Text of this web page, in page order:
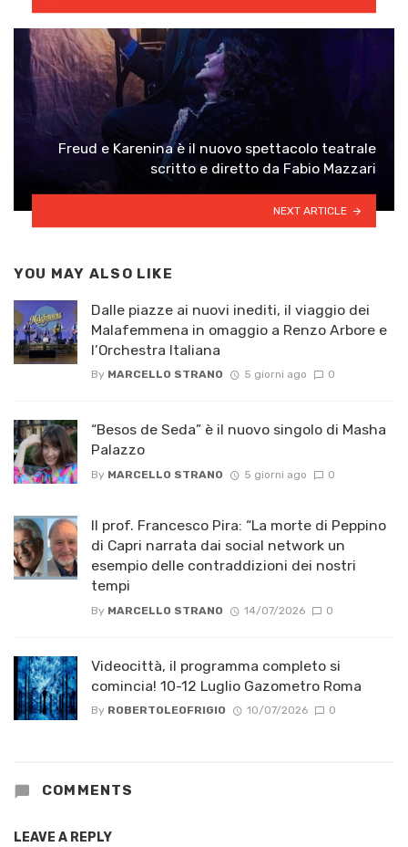
Freud e Karenina è il nuovo spettacolo teatrale
scritto e diretto da Fabio Mazzari
NEXT ARTICLE
YOU MAY ALSO LIKE
Dalle piazze ai nuovi inediti, il viaggio dei
Malafemmena in omaggio a Renzo Arbore e
l’Orchestra Italiana ​
By MARCELLO STRANO 5 giorni ago 0
“Besos de Seda” è il nuovo singolo di Masha
Palazzo
By MARCELLO STRANO 5 giorni ago 0
Il prof. Francesco Pira: “La morte di Peppino
di Capri narrata dai social network un
esempio delle contraddizioni dei nostri
tempi
By MARCELLO STRANO 14/07/2026 0
Videocittà, il programma completo si
comincia! 10-12 Luglio Gazometro Roma
By ROBERTOLEOFRIGIO 10/07/2026 0
COMMENTS
LEAVE A REPLY